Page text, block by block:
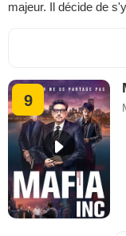
majeur. Il décide de
9